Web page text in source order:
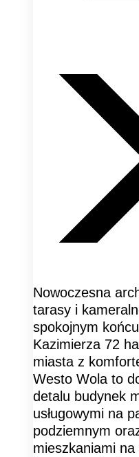
Nowoczesna
tarasy i
spokojnym
Kazimierza 72
miasta z
Westo Wola to
detalu budynek
usługowymi na
podziemnym
mieszkaniami na